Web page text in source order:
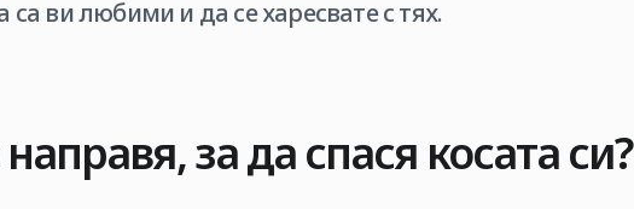
ви любими и да се харесвате с тях.
за да спася косата си?